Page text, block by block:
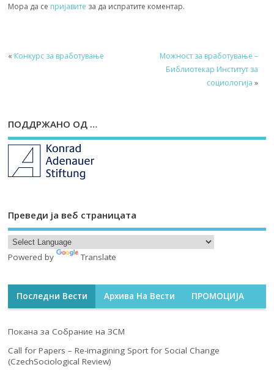
Мора да се пријавите за да испратите коментар.
« Конкурс за вработување
Можност за вработување –
Библиотекар Институт за
социологија »
ПОДДРЖАНО ОД …
Преведи ја веб страницата
Powered by Translate
Последни Вести Архива На Вести ПРОМОЦИЈА
Покана за Собрание на ЗСМ
Call for Papers – Re-imagining Sport for Social Change
(CzechSociological Review)